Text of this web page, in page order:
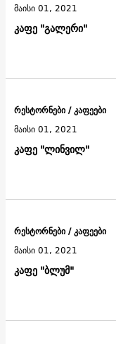
კაფე "გალერი"
მაისი 01, 2021
კაფე "ლინვილ"
რესტორნები / კაფეები
მაისი 01, 2021
კაფე "ბლუმ"
რესტორნები / კაფეები
მაისი 01, 2021